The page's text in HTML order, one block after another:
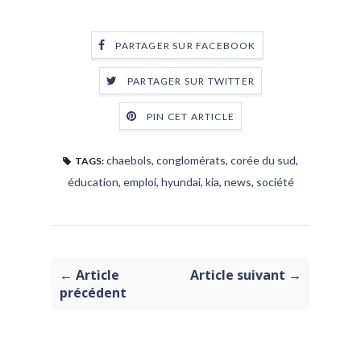
PARTAGER SUR FACEBOOK
PARTAGER SUR TWITTER
PIN CET ARTICLE
TAGS: chaebols, conglomérats, corée du sud,
éducation, emploi, hyundai, kia, news, société
← Article
précédent
Article suivant →